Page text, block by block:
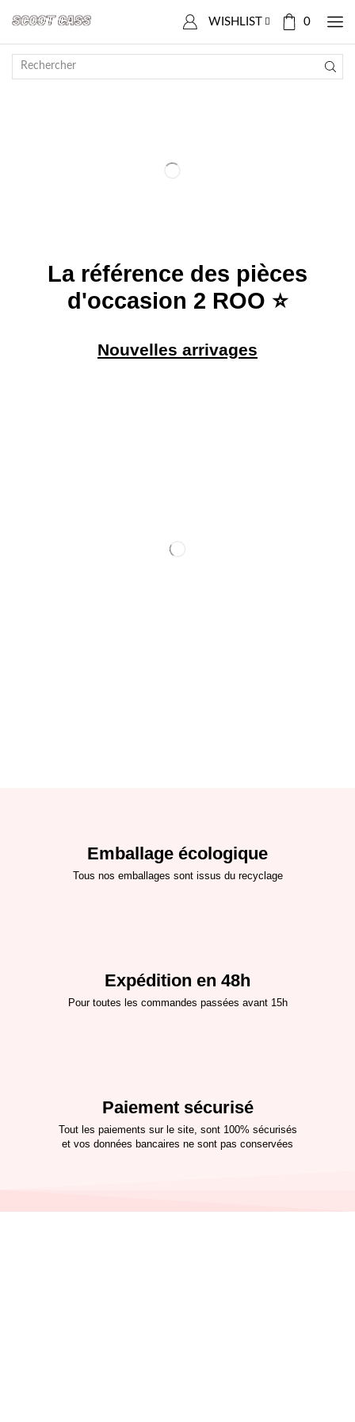
WISHLIST 0
La référence des pièces
d'occasion 2 ROO ⭐
Nouvelles arrivages
Emballage écologique
Tous nos emballages sont issus du recyclage
Expédition en 48h
Pour toutes les commandes passées avant 15h
Paiement sécurisé
Tout les paiements sur le site, sont 100% sécurisés
et vos données bancaires ne sont pas conservées